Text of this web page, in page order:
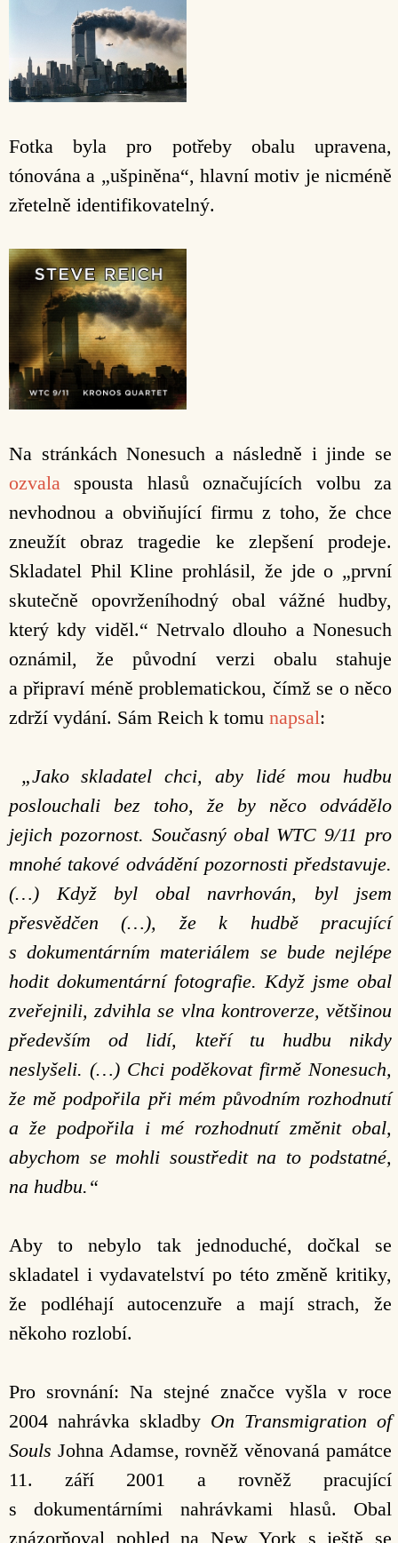
Fotka byla pro potřeby obalu upravena,
tónována a „ušpiněna“, hlavní motiv je nicméně
zřetelně identifikovatelný.
Na stránkách Nonesuch a následně i jinde se
ozvala spousta hlasů označujících volbu za
nevhodnou a obviňující firmu z toho, že chce
zneužít obraz tragedie ke zlepšení prodeje.
Skladatel Phil Kline prohlásil, že jde o „první
skutečně opovrženíhodný obal vážné hudby,
který kdy viděl.“ Netrvalo dlouho a Nonesuch
oznámil, že původní verzi obalu stahuje
a připraví méně problematickou, čímž se o něco
zdrží vydání. Sám Reich k tomu napsal:
„Jako skladatel chci, aby lidé mou hudbu
poslouchali bez toho, že by něco odvádělo
jejich pozornost. Současný obal WTC 9/11 pro
mnohé takové odvádění pozornosti představuje.
(…) Když byl obal navrhován, byl jsem
přesvědčen (…), že k hudbě pracující
s dokumentárním materiálem se bude nejlépe
hodit dokumentární fotografie. Když jsme obal
zveřejnili, zdvihla se vlna kontroverze, většinou
především od lidí, kteří tu hudbu nikdy
neslyšeli. (…) Chci poděkovat firmě Nonesuch,
že mě podpořila při mém původním rozhodnutí
a že podpořila i mé rozhodnutí změnit obal,
abychom se mohli soustředit na to podstatné,
na hudbu.“
Aby to nebylo tak jednoduché, dočkal se
skladatel i vydavatelství po této změně kritiky,
že podléhají autocenzuře a mají strach, že
někoho rozlobí.
Pro srovnání: Na stejné značce vyšla v roce
2004 nahrávka skladby On Transmigration of
Souls Johna Adamse, rovněž věnovaná památce
11. září 2001 a rovněž pracující
s dokumentárními nahrávkami hlasů. Obal
znázorňoval pohled na New York s ještě se